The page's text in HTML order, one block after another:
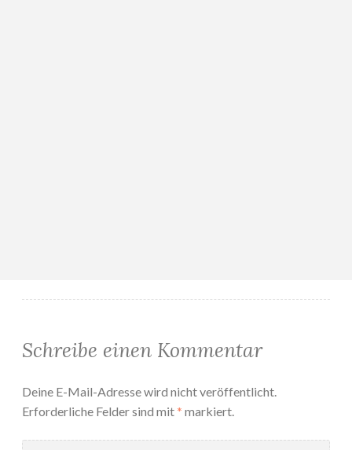
Schreibe einen Kommentar
Deine E-Mail-Adresse wird nicht veröffentlicht.
Erforderliche Felder sind mit* markiert.